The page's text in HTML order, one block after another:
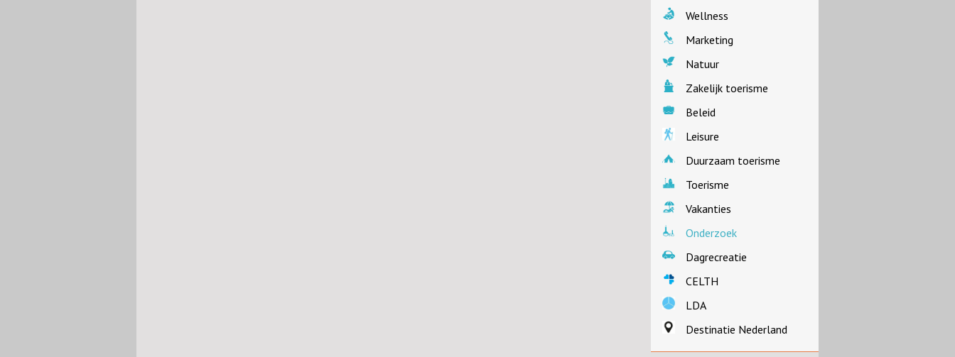
Wellness
Marketing
Natuur
Zakelijk toerisme
Beleid
Leisure
Duurzaam toerisme
Toerisme
Vakanties
Onderzoek
Dagrecreatie
CELTH
LDA
Destinatie Nederland